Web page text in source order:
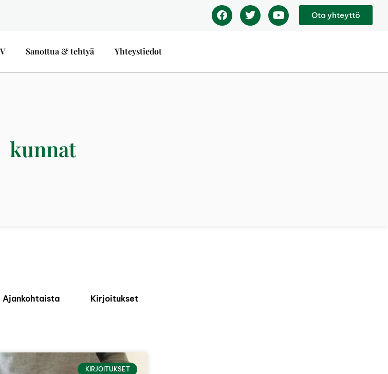
Ota yhteyttö
Sanottua & tehtyä Yhteystiedot
kunnat
Ajankohtaista Kirjoitukset
KIRJOITUKSET